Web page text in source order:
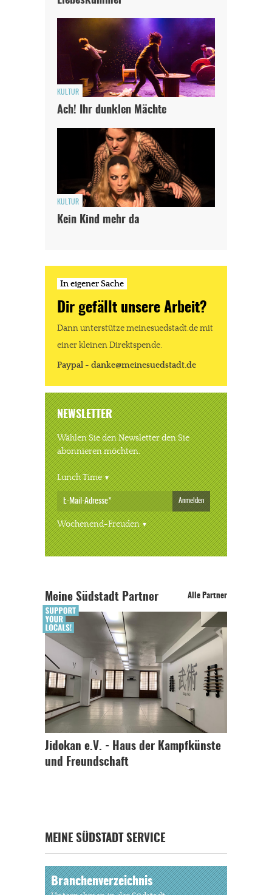
KULTUR
Ach! Ihr dunklen Mächte
KULTUR
Kein Kind mehr da
In eigener Sache
Dir gefällt unsere Arbeit?
Dann unterstütze meinesuedstadt.de mit
einer kleinen Direktspende.
Paypal - danke@meinesuedstadt.de
NEWSLETTER
Wählen Sie den Newsletter den Sie
abonnieren möchten.
Lunch Time
Anmelden
Wochenend-Freuden
Meine Südstadt Partner Alle Partner
Jidokan e.V. - Haus der Kampfkünste
und Freundschaft
MEINE SÜDSTADT SERVICE
Branchenverzeichnis